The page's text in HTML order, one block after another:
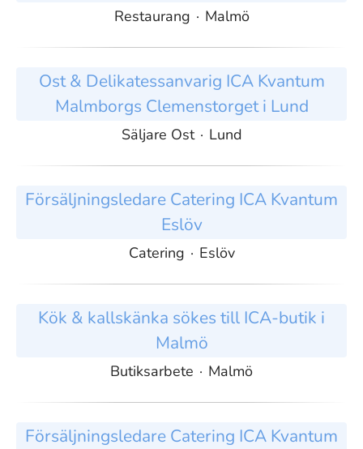
Restaurang · Malmö
Ost & Delikatessanvarig ICA Kvantum
Malmborgs Clemenstorget i Lund
Säljare Ost · Lund
Försäljningsledare Catering ICA Kvantum
Eslöv
Catering · Eslöv
Kök & kallskänka sökes till ICA-butik i
Malmö
Butiksarbete · Malmö
Försäljningsledare Catering ICA Kvantum